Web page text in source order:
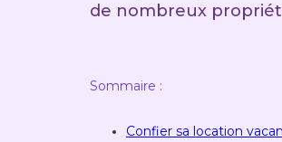
de nombreux
Sommaire :
Confier sa location